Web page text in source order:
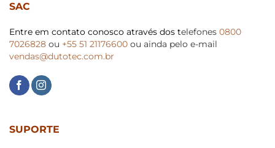
SAC
Entre em contato conosco através dos telefones 0800
7026828 ou +55 51 21176600 ou ainda pelo e-mail
vendas@dutotec.com.br
SUPORTE